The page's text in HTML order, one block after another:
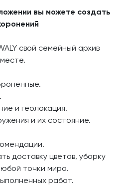
вы можете создать
свой семейный архив
и геолокация.
и их состояние.
доставку цветов, уборку
точки мира.
работ.